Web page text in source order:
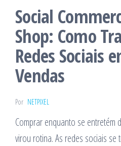
Social
Shop: Como
Redes Sociais
Vendas
Por NETPIXEL
Comprar enquanto se entretém
virou rotina. As redes sociais se